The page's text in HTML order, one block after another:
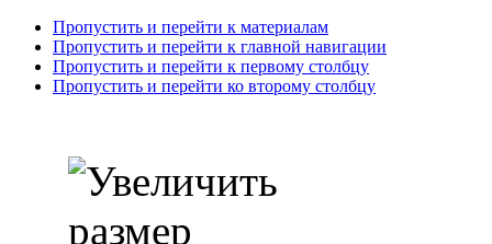
Пропустить и перейти к материалам
Пропустить и перейти к главной навигации
Пропустить и перейти к первому столбцу
Пропустить и перейти ко второму столбцу